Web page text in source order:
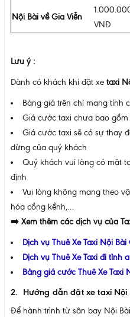
Nội Bài về Gia Viễn
VNĐ
Lưu ý :
Dành có khách khi đặt xe taxi
Bảng giá trên chỉ mang tính
Giá cước taxi chưa bao
Giá cước taxi sẽ có sự thay
dừng của quý khách
Quý khách vui lòng có mặt
định
Vui lòng không mang theo
hóa cồng kềnh,…
➡️ Xem thêm các dịch vụ của
Dịch vụ Thuê Xe Taxi Nội Bài
Dịch vụ Thuê Xe Taxi đi tỉnh
Bảng giá cước Thuê Xe Taxi
2. Hướng dẫn đặt xe taxi Nội
Để hành trình từ sân bay Nội